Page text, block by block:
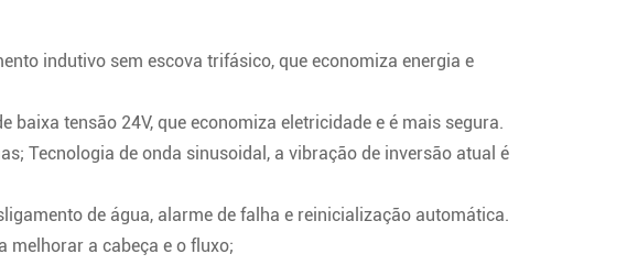
indutivo sem escova trifásico, que economiza energia e
baixa tensão 24V, que economiza eletricidade e é mais segura.
Tecnologia de onda sinusoidal, a vibração de inversão atual é
de água, alarme de falha e reinicialização automática.
melhorar a cabeça e o fluxo;